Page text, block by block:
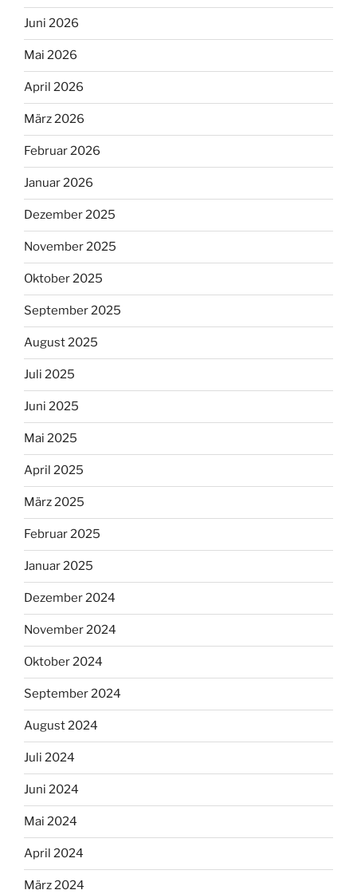
Juni 2026
Mai 2026
April 2026
März 2026
Februar 2026
Januar 2026
Dezember 2025
November 2025
Oktober 2025
September 2025
August 2025
Juli 2025
Juni 2025
Mai 2025
April 2025
März 2025
Februar 2025
Januar 2025
Dezember 2024
November 2024
Oktober 2024
September 2024
August 2024
Juli 2024
Juni 2024
Mai 2024
April 2024
März 2024